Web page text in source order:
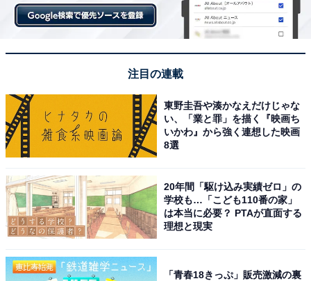
注目の連載
東野圭吾や湊かなえだけじゃな
い、「業と罪」を描く『映画ち
いかわ』から強く連想した映画
8選
20年間「駆け込み実績ゼロ」の
学校も…「こども110番の家」
は本当に必要？ PTAが直面する
理想と現実
「青春18きっぷ」販売激減の裏